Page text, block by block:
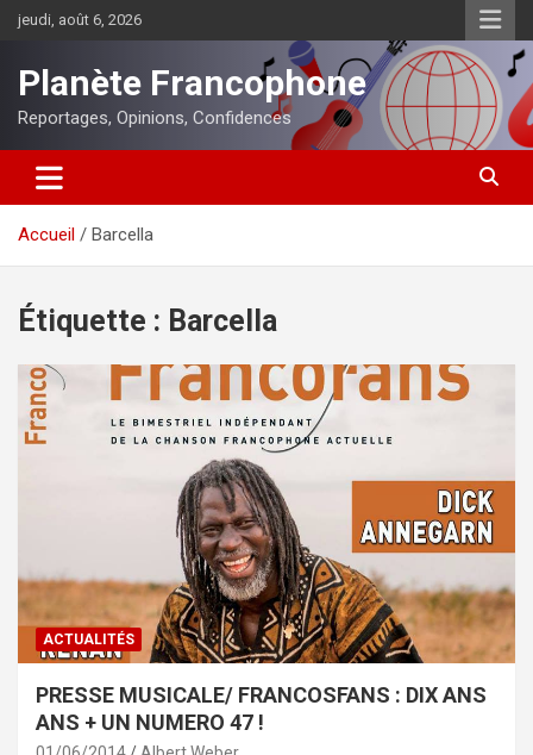
Aller
au
jeudi, août 6, 2026
Planète Francophone
Reportages, Opinions, Confidences
Accueil Barcella
Étiquette : Barcella
ACTUALITÉS
PRESSE MUSICALE/ FRANCOSFANS : DIX ANS
ANS + UN NUMERO 47 !